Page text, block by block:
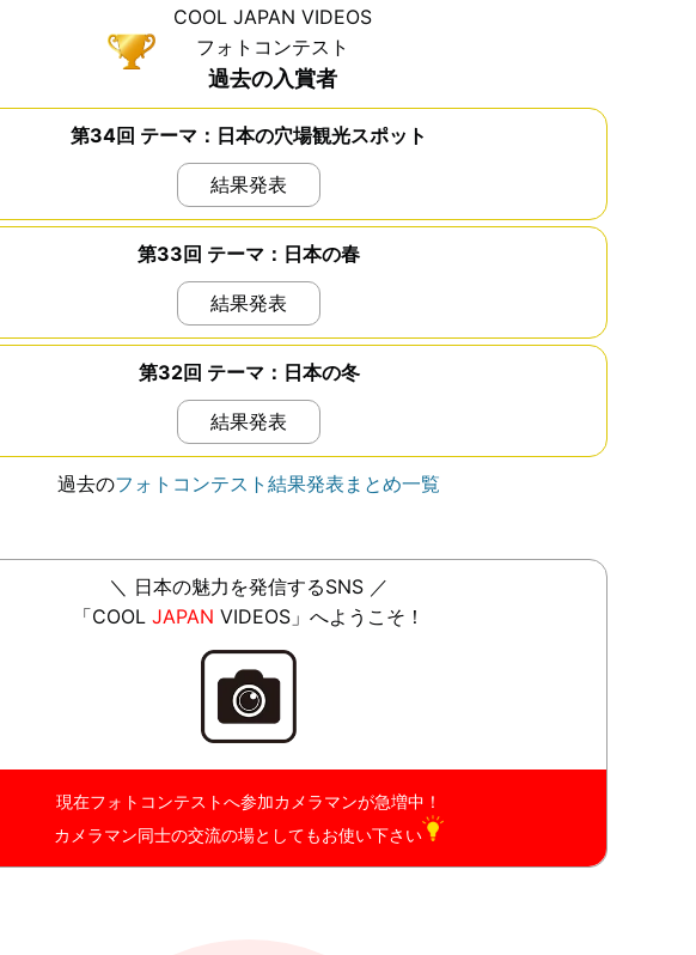
COOL JAPAN VIDEOS
フォトコンテスト
過去の入賞者
第34回 テーマ：日本の穴場観光スポット
結果発表
第33回 テーマ：日本の春
結果発表
第32回 テーマ：日本の冬
結果発表
過去のフォトコンテスト結果発表まとめ一覧
＼ 日本の魅力を発信するSNS ／
「COOL JAPAN VIDEOS」へようこそ！
現在フォトコンテストへ参加カメラマンが急増中！
カメラマン同士の交流の場としてもお使い下さい